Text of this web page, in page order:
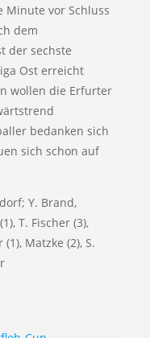
Minute vor Schluss
dem
der sechste
Ost erreicht
wollen die Erfurter
bedanken sich
sich schon auf
Y. Brand,
T. Fischer (3),
Matzke (2), S.